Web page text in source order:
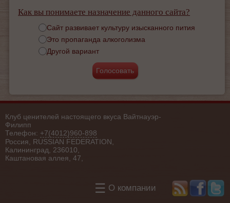
Как вы понимаете назначение данного сайта?
Варианты
Сайт развивает культуру изысканного пития
Это пропаганда алкоголизма
Другой вариант
Клуб ценителей настоящего вкуса Вайтнауэр-
Филипп
Телефон: +7(4012)960-898
Россия, RUSSIAN FEDERATION,
Калининград, 236010,
Каштановая аллея, 47,
☰ О компании